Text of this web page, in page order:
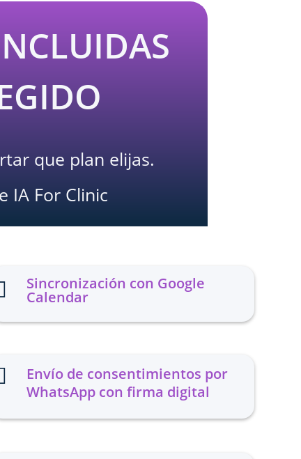
que plan elijas.
IA For Clinic
Sincronización con Google
Calendar
Envío de consentimientos por
WhatsApp con firma digital